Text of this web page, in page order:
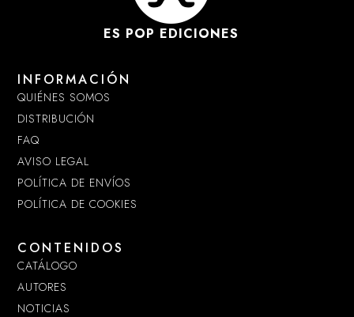
ES POP EDICIONES
INFORMACIÓN
QUIÉNES SOMOS
DISTRIBUCIÓN
FAQ
AVISO LEGAL
POLÍTICA DE ENVÍOS
POLÍTICA DE COOKIES
CONTENIDOS
CATÁLOGO
AUTORES
NOTICIAS